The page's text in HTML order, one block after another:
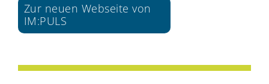
Zur neuen Webseite von
IM:PULS